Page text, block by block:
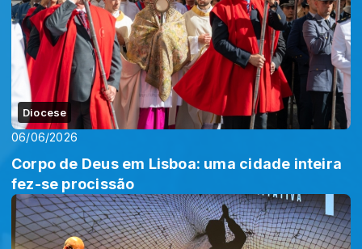
Diocese
06/06/2026
Corpo de Deus em Lisboa: uma cidade inteira
fez-se procissão